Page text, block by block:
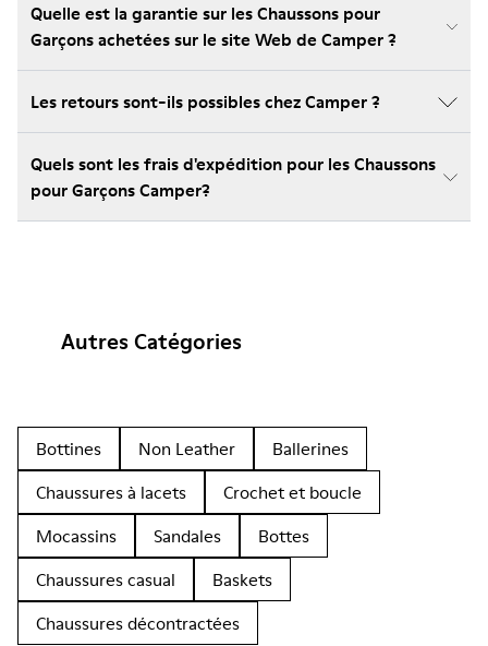
Quelle est la garantie sur les Chaussons pour
Garçons achetées sur le site Web de Camper ?
Les retours sont-ils possibles chez Camper ?
Quels sont les frais d'expédition pour les Chaussons
pour Garçons Camper?
Autres Catégories
Bottines Non Leather
Ballerines
Chaussures à lacets
Crochet et boucle
Mocassins
Sandales
Bottes
Chaussures casual
Baskets
Chaussures décontractées